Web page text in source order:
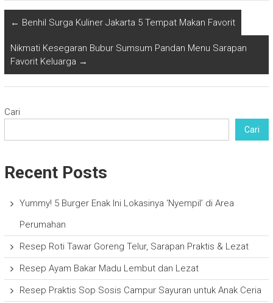
← Benhil Surga Kuliner Jakarta 5 Tempat Makan Favorit
Nikmati Kesegaran Bubur Sumsum Pandan Menu Sarapan
Favorit Keluarga →
Cari
Cari
Recent Posts
Yummy! 5 Burger Enak Ini Lokasinya ‘Nyempil’ di Area
Perumahan
Resep Roti Tawar Goreng Telur, Sarapan Praktis & Lezat
Resep Ayam Bakar Madu Lembut dan Lezat
Resep Praktis Sop Sosis Campur Sayuran untuk Anak Ceria